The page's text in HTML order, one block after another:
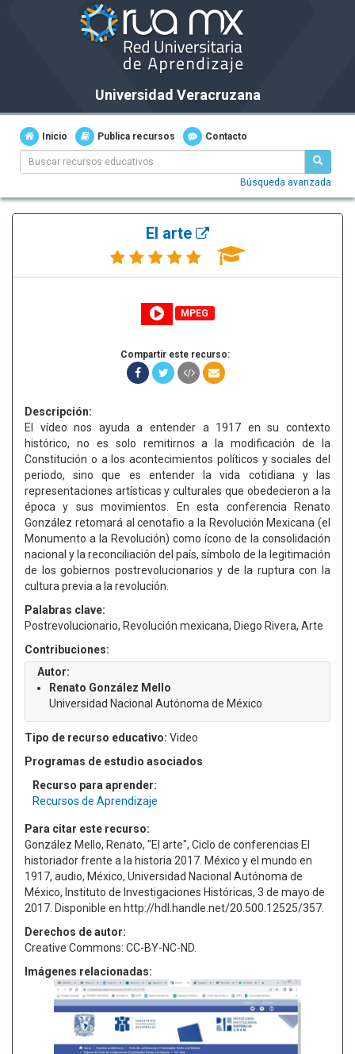
Universidad Veracruzana
Inicio Publica recursos Contacto
Búsqueda avanzada
El arte
MPEG
Compartir este recurso:
Descripción:
El vídeo nos ayuda a entender a 1917 en su contexto
histórico, no es solo remitirnos a la modificación de la
Constitución o a los acontecimientos políticos y sociales del
periodo, sino que es entender la vida cotidiana y las
representaciones artísticas y culturales que obedecieron a la
época y sus movimientos. En esta conferencia Renato
González retomará al cenotafio a la Revolución Mexicana (el
Monumento a la Revolución) como ícono de la consolidación
nacional y la reconciliación del país, símbolo de la legitimación
de los gobiernos postrevolucionarios y de la ruptura con la
cultura previa a la revolución.
Palabras clave:
Postrevolucionario, Revolución mexicana, Diego Rivera, Arte
Contribuciones:
Autor:
Renato González Mello
Universidad Nacional Autónoma de México
Tipo de recurso educativo: Video
Programas de estudio asociados
Recurso para aprender:
Recursos de Aprendizaje
Para citar este recurso:
González Mello, Renato, "El arte", Ciclo de conferencias El
historiador frente a la historia 2017. México y el mundo en
1917, audio, México, Universidad Nacional Autónoma de
México, Instituto de Investigaciones Históricas, 3 de mayo de
2017. Disponible en http://hdl.handle.net/20.500.12525/357.
Derechos de autor:
Creative Commons: CC-BY-NC-ND.
Imágenes relacionadas: